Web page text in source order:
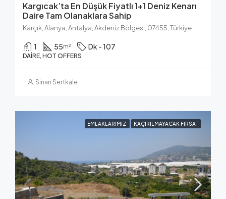
Kargıcak’ta En Düşük Fiyatlı 1+1 Deniz Kenarı
Daire Tam Olanaklara Sahip
Karçık, Alanya, Antalya, Akdeniz Bölgesi, 07455, Türkiye
1 55m² Dk - 107
DAIRE, HOT OFFERS
Sinan Sertkale
EMLAKLARIMIZ KAÇIRILMAYACAK FIRSAT